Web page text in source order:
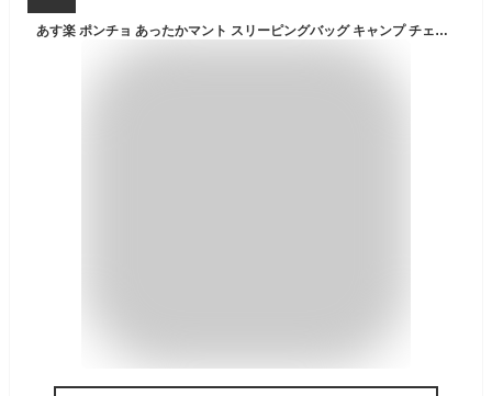
あす楽 ポンチョ あったかマント スリーピングバッグ キャンプ チェアリング ベランピング 防災 ソロキャンプ 防水 寝袋 ケープ 着る寝袋 帽子付き MC-ODSB01